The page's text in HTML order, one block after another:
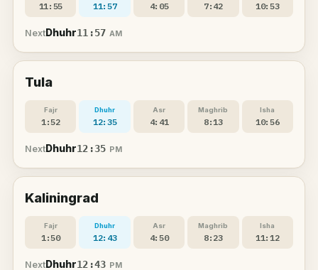
11:55 11:57 4:05 7:42 10:53
Next Dhuhr11:57 AM
Tula
Fajr
1:52
Dhuhr
12:35
Asr
4:41
Maghrib
8:13
Isha
10:56
Next Dhuhr12:35 PM
Kaliningrad
Fajr
1:50
Dhuhr
12:43
Asr
4:50
Maghrib
8:23
Isha
11:12
Next Dhuhr12:43 PM